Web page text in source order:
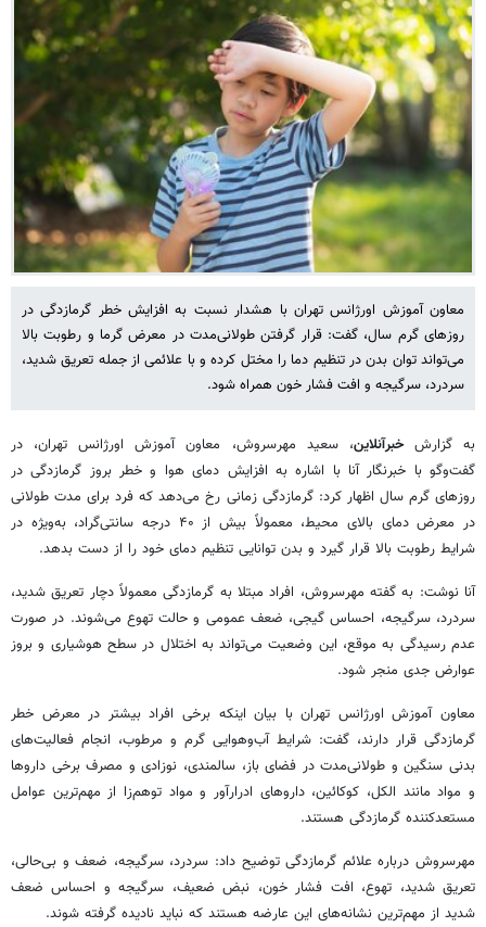
معاون آموزش اورژانس تهران با هشدار نسبت به افزایش خطر گرمازدگی در
روزهای گرم سال، گفت: قرار گرفتن طولانی‌مدت در معرض گرما و رطوبت بالا
می‌تواند توان بدن در تنظیم دما را مختل کرده و با علائمی از جمله تعریق شدید،
سردرد، سرگیجه و افت فشار خون همراه شود.
به گزارشخبرآنلاین، سعید مهرسروش، معاون آموزش اورژانس تهران، در
گفت‌وگو با خبرنگار آنا با اشاره به افزایش دمای هوا و خطر بروز گرمازدگی در
روزهای گرم سال اظهار کرد: گرمازدگی زمانی رخ می‌دهد که فرد برای مدت طولانی
در معرض دمای بالای محیط، معمولاً بیش از ۴۰ درجه سانتی‌گراد، به‌ویژه در
شرایط رطوبت بالا قرار گیرد و بدن توانایی تنظیم دمای خود را از دست بدهد.
آنا نوشت: به گفته مهرسروش، افراد مبتلا به گرمازدگی معمولاً دچار تعریق شدید،
سردرد، سرگیجه، احساس گیجی، ضعف عمومی و حالت تهوع می‌شوند. در صورت
عدم رسیدگی به موقع، این وضعیت می‌تواند به اختلال در سطح هوشیاری و بروز
عوارض جدی منجر شود.
معاون آموزش اورژانس تهران با بیان اینکه برخی افراد بیشتر در معرض خطر
گرمازدگی قرار دارند، گفت: شرایط آب‌وهوایی گرم و مرطوب، انجام فعالیت‌های
بدنی سنگین و طولانی‌مدت در فضای باز، سالمندی، نوزادی و مصرف برخی داروها
و مواد مانند الکل، کوکائین، داروهای ادرارآور و مواد توهم‌زا از مهم‌ترین عوامل
مستعدکننده گرمازدگی هستند.
مهرسروش درباره علائم گرمازدگی توضیح داد: سردرد، سرگیجه، ضعف و بی‌حالی،
تعریق شدید، تهوع، افت فشار خون، نبض ضعیف، سرگیجه و احساس ضعف
شدید از مهم‌ترین نشانه‌های این عارضه هستند که نباید نادیده گرفته شوند.